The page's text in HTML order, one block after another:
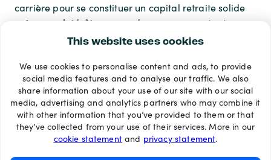
This website uses cookies
We use cookies to personalise content and ads, to provide
social media features and to analyse our traffic. We also
share information about your use of our site with our social
media, advertising and analytics partners who may combine it
with other information that you’ve provided to them or that
they’ve collected from your use of their services. More in our
cookie statementand privacy statement.
carrière pour se constituer un capital retraite solide
grâce aux intérêts composés
, sans pour autant
impacter son quotidien.
Modes de paiement